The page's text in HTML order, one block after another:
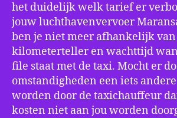
het duidelijk welk tarief er
jouw luchthavenvervoer
ben je niet meer afhankelijk van
kilometerteller en wachttijd
file staat met de taxi. Mocht er
omstandigheden een iets
worden door de taxichauffeur
kosten niet aan jou worden